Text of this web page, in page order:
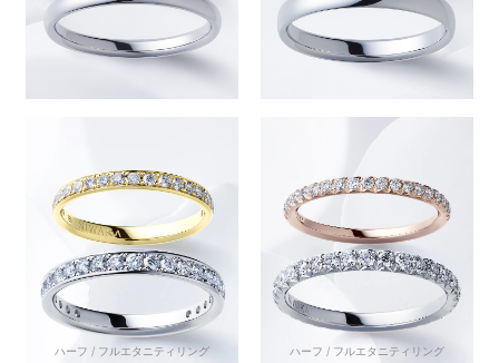
ハーフ / フルエタニティリング ハーフ / フルエタニティリング